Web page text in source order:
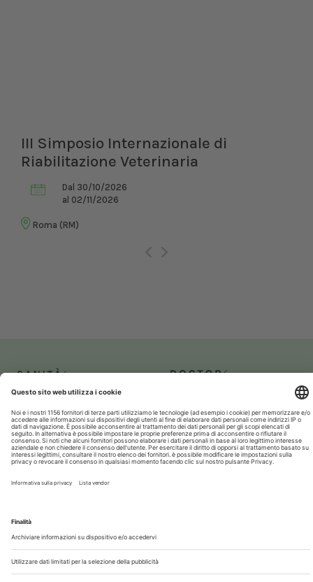
III Simposio Internazionale di
Riabilitazione Veterinaria
Dal 30/10/2026
al 02/11/2026
Roma (RM)